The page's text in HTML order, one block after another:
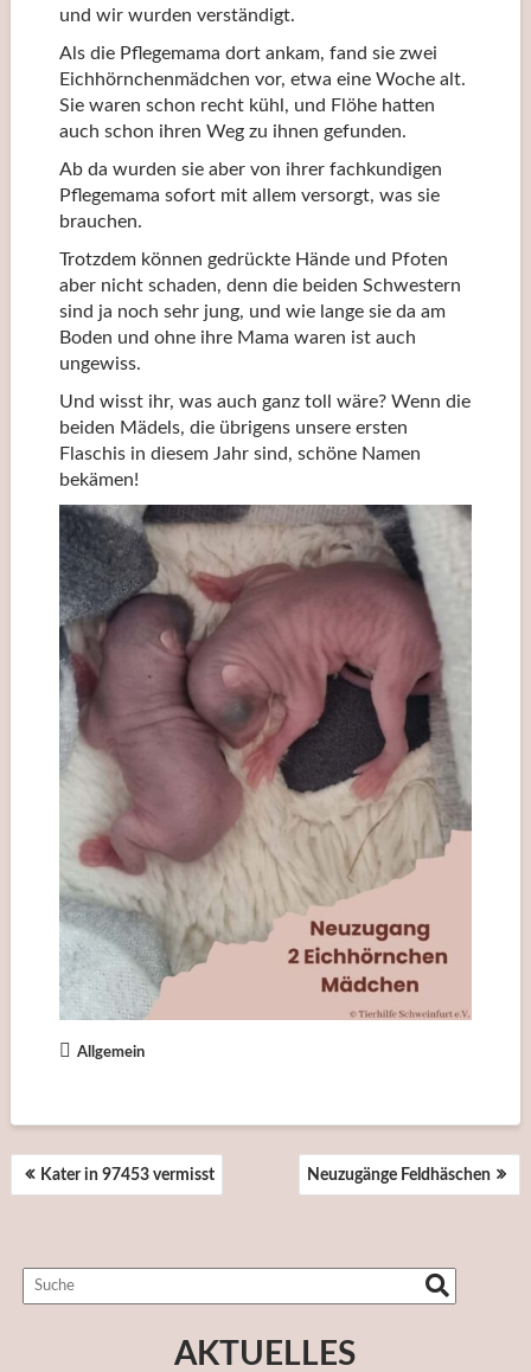
und wir wurden verständigt.
Als die Pflegemama dort ankam, fand sie zwei
Eichhörnchenmädchen vor, etwa eine Woche alt.
Sie waren schon recht kühl, und Flöhe hatten
auch schon ihren Weg zu ihnen gefunden.
Ab da wurden sie aber von ihrer fachkundigen
Pflegemama sofort mit allem versorgt, was sie
brauchen.
Trotzdem können gedrückte Hände und Pfoten
aber nicht schaden, denn die beiden Schwestern
sind ja noch sehr jung, und wie lange sie da am
Boden und ohne ihre Mama waren ist auch
ungewiss.
Und wisst ihr, was auch ganz toll wäre? Wenn die
beiden Mädels, die übrigens unsere ersten
Flaschis in diesem Jahr sind, schöne Namen
bekämen!
Allgemein
BEITRAGSNAVIGATION
Kater in 97453 vermisst Neuzugänge Feldhäschen
AKTUELLES